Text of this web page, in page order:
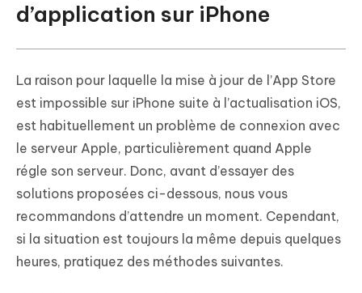
d’application sur iPhone
La raison pour laquelle la mise à jour de l’App Store
est impossible sur iPhone suite à l’actualisation iOS,
est habituellement un problème de connexion avec
le serveur Apple, particulièrement quand Apple
régle son serveur. Donc, avant d’essayer des
solutions proposées ci-dessous, nous vous
recommandons d’attendre un moment. Cependant,
si la situation est toujours la même depuis quelques
heures, pratiquez des méthodes suivantes.